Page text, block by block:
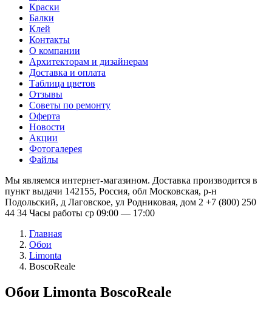
Краски
Балки
Клей
Контакты
О компании
Архитекторам и дизайнерам
Доставка и оплата
Таблица цветов
Отзывы
Советы по ремонту
Оферта
Новости
Акции
Фотогалерея
Файлы
Мы являемся интернет-магазином. Доставка производится в
пункт выдачи 142155, Россия, обл Московская, р-н
Подольский, д Лаговское, ул Родниковая, дом 2 +7 (800) 250
44 34 Часы работы ср 09:00 — 17:00
Главная
Обои
Limonta
BoscoReale
Обои Limonta BoscoReale